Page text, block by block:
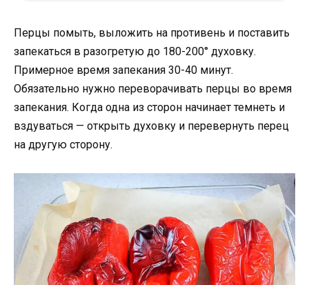
Перцы помыть, выложить на противень и поставить
запекаться в разогретую до 180-200° духовку.
Примерное время запекания 30-40 минут.
Обязательно нужно переворачивать перцы во время
запекания. Когда одна из сторон начинает темнеть и
вздуваться — открыть духовку и перевернуть перец
на другую сторону.